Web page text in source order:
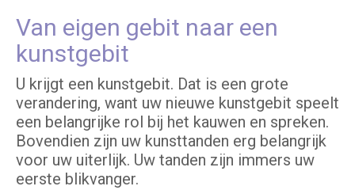
Van eigen gebit naar een
kunstgebit
U krijgt een kunstgebit. Dat is een grote
verandering, want uw nieuwe kunstgebit speelt
een belangrijke rol bij het kauwen en spreken.
Bovendien zijn uw kunsttanden erg belangrijk
voor uw uiterlijk. Uw tanden zijn immers uw
eerste blikvanger.